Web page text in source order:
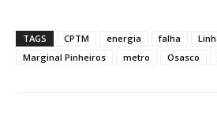
TAGS CPTM energia falha
Marginal Pinheiros
metro Osasco